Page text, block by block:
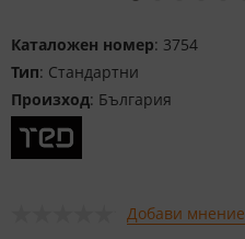
Каталожен номер: 3754
Тип: Стандартни
Произход: България
Добави мнение